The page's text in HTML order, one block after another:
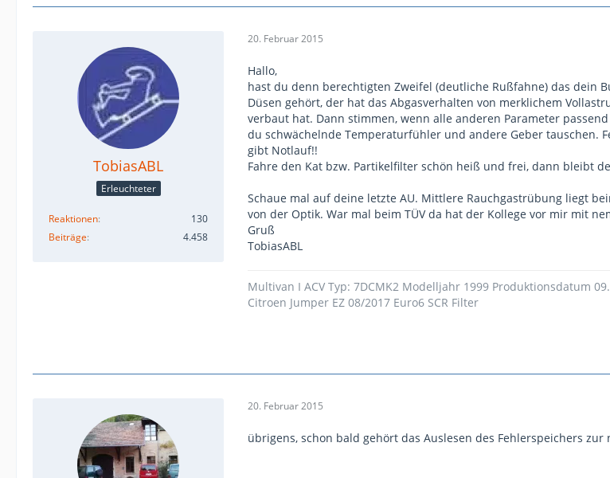
TobiasABL
Erleuchteter
Reaktionen
130
Beiträge
4.458
20. Februar 2015
Hallo,
hast du denn berechtigten Zweifel (deutliche Rußfahne) das dein
Düsen gehört, der hat das Abgasverhalten von merklichem
verbaut hat. Dann stimmen, wenn alle anderen Parameter
du schwächelnde Temperaturfühler und andere Geber tauschen.
gibt Notlauf!!
Fahre den Kat bzw. Partikelfilter schön heiß und frei, dann bleibt
Schaue mal auf deine letzte AU. Mittlere Rauchgastrübung liegt
von der Optik. War mal beim TÜV da hat der Kollege vor mir mit
Gruß
TobiasABL
Multivan I ACV Typ: 7DCMK2 Modelljahr 1999 Produktionsdatum
Citroen Jumper EZ 08/2017 Euro6 SCR Filter
20. Februar 2015
übrigens, schon bald gehört das Auslesen des Fehlerspeichers zur